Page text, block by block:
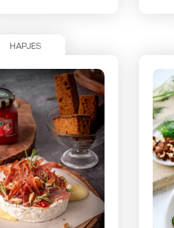
HAPJES